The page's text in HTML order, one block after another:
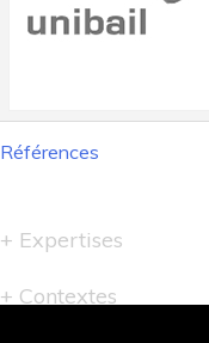
Navigation
l’article
Références
Expertises
Contextes